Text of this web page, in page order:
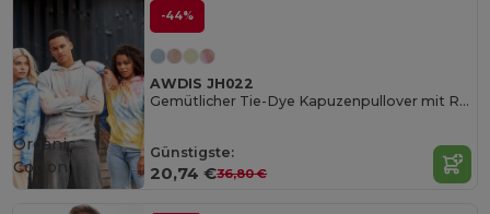
-44%
AWDIS JH022
Gemütlicher Tie-Dye Kapuzenpullover mit Reißverschluss
Günstigste:
20,74 €36,80 €
Organic
Cotton